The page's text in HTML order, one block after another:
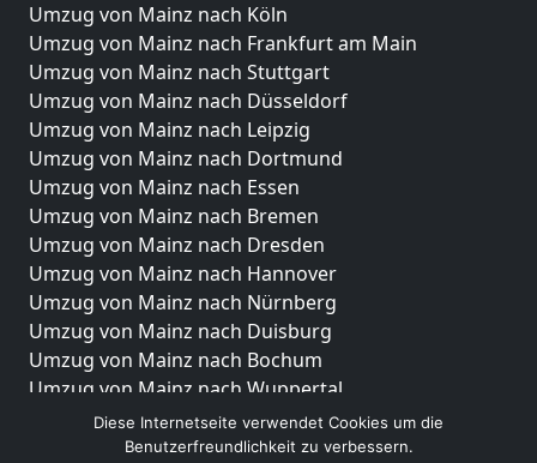
Umzug von Mainz nach Köln
Umzug von Mainz nach Frankfurt am Main
Umzug von Mainz nach Stuttgart
Umzug von Mainz nach Düsseldorf
Umzug von Mainz nach Leipzig
Umzug von Mainz nach Dortmund
Umzug von Mainz nach Essen
Umzug von Mainz nach Bremen
Umzug von Mainz nach Dresden
Umzug von Mainz nach Hannover
Umzug von Mainz nach Nürnberg
Umzug von Mainz nach Duisburg
Umzug von Mainz nach Bochum
Umzug von Mainz nach Wuppertal
Umzug von Mainz nach Bielefeld
Umzug von Mainz nach Bonn
Diese Internetseite verwendet Cookies um die
Benutzerfreundlichkeit zu verbessern.